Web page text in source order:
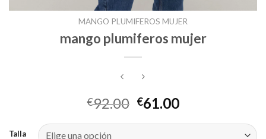
MANGO PLUMIFEROS MUJER
mango plumiferos mujer
€92.00 €61.00
Talla